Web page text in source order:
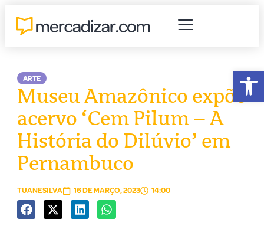
ARTE
Museu Amazônico expõe
acervo ‘Cem Pilum – A
História do Dilúvio’ em
Pernambuco
TUANESILVA 16 DE MARÇO, 2023 14:00